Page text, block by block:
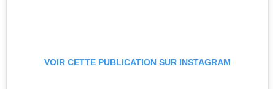
VOIR CETTE PUBLICATION SUR INSTAGRAM